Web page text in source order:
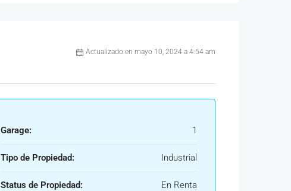
Actualizado en mayo 10, 2024 a 4:54 am
Garage: 1
Tipo de Propiedad: Industrial
Status de Propiedad: En Renta